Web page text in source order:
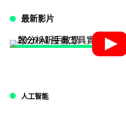
最新影片
人工智能